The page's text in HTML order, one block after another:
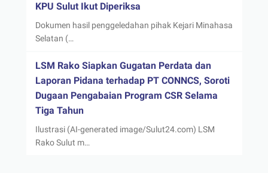
KPU Sulut Ikut Diperiksa
Dokumen hasil penggeledahan pihak Kejari Minahasa
Selatan (…
LSM Rako Siapkan Gugatan Perdata dan
Laporan Pidana terhadap PT CONNCS, Soroti
Dugaan Pengabaian Program CSR Selama
Tiga Tahun
Ilustrasi (AI-generated image/Sulut24.com) LSM
Rako Sulut m…